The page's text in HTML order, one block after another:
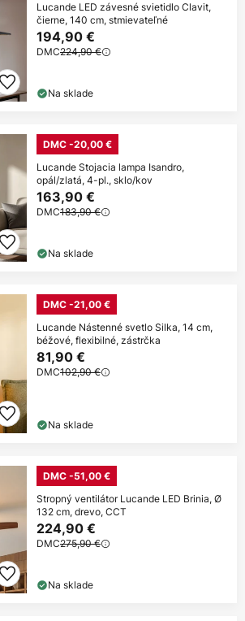
Lucande LED závesné svietidlo Clavit,
čierne, 140 cm, stmievateľné
194,90 €
DMC224,90 €
Na sklade
DMC -20,00 €
Lucande Stojacia lampa Isandro,
opál/zlatá, 4-pl., sklo/kov
163,90 €
DMC183,90 €
Na sklade
DMC -21,00 €
Lucande Nástenné svetlo Silka, 14 cm,
béžové, flexibilné, zástrčka
81,90 €
DMC102,90 €
Na sklade
DMC -51,00 €
Stropný ventilátor Lucande LED Brinia, Ø
132 cm, drevo, CCT
224,90 €
DMC275,90 €
Na sklade